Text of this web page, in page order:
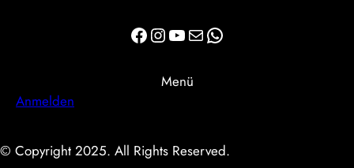
Facebook
Instagram
YouTube
E-MailWhatsApp
Menü
Anmelden
© Copyright 2025. All Rights Reserved.